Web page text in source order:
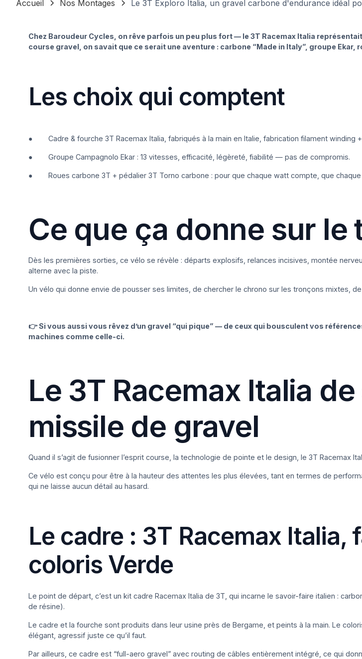
Accueil Nos Montages Le 3T Exploro Italia, un gravel carbone d'endurance idéal
Chez Baroudeur Cycles, on rêve parfois un peu plus fort — le 3T Racemax Italia
course gravel, on savait que ce serait une aventure : carbone “Made in Italy”, groupe
Les choix qui comptent
● Cadre & fourche 3T Racemax Italia, fabriqués à la main en Italie, fabrication filament winding +
● Groupe Campagnolo Ekar : 13 vitesses, efficacité, légèreté, fiabilité — pas de compromis.
● Roues carbone 3T + pédalier 3T Torno carbone : pour que chaque watt compte, que chaque
Ce que ça donne sur le
Dès les premières sorties, ce vélo se révèle : départs explosifs, relances incisives, montée
alterne avec la piste.
Un vélo qui donne envie de pousser ses limites, de chercher le chrono sur les tronçons mixtes,
👉 Si vous aussi vous rêvez d’un gravel “qui pique” — de ceux qui bousculent vos
machines comme celle-ci.
Le 3T Racemax Italia
missile de gravel
Quand il s’agit de fusionner l’esprit course, la technologie de pointe et le design, le 3T Racemax
Ce vélo est conçu pour être à la hauteur des attentes les plus élevées, tant en termes de
qui ne laisse aucun détail au hasard.
Le cadre : 3T Racemax Italia,
coloris Verde
Le point de départ, c’est un kit cadre Racemax Italia de 3T, qui incarne le savoir-faire italien :
de résine).
Le cadre et la fourche sont produits dans leur usine près de Bergame, et peints à la main. Le
élégant, agressif juste ce qu’il faut.
Par ailleurs, ce cadre est “full-aero gravel” avec routing de câbles entièrement intégré, ce qui